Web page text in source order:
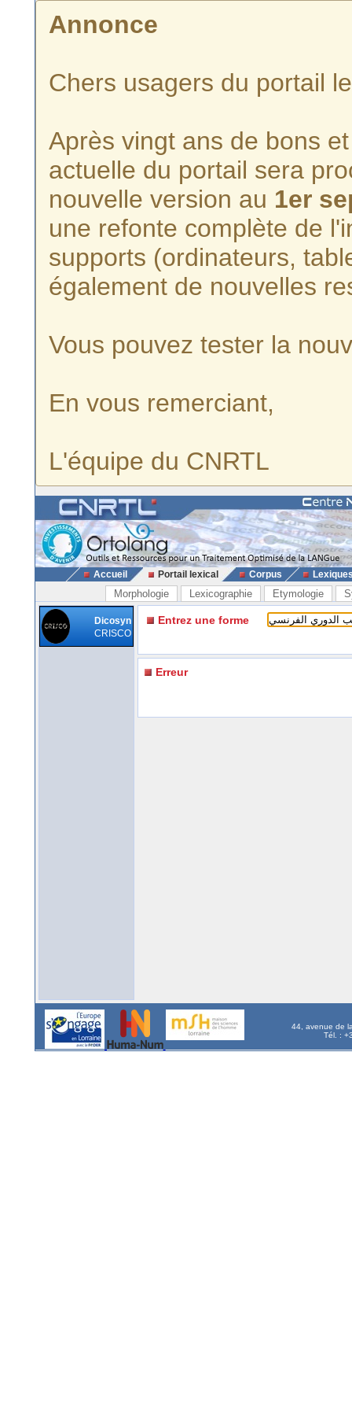
Annonce
Chers usagers du portail
Après vingt ans de bons
actuelle du portail sera
nouvelle version au 1er
une refonte complète de
supports (ordinateurs,
également de nouvelles
Vous pouvez tester la
En vous remerciant,
L'équipe du CNRTL
Accueil Portail lexical Corpus
Morphologie Lexicographie Etymologie
Dicosyn
CRISCO
Entrez une forme
Erreur
44, avenue de
Tél. :